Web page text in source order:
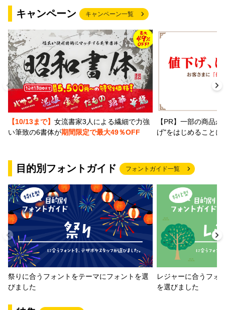
キャンペーン キャンペーン一覧
【10/13まで】 女流書家3人による繊細で力強
い筆致の6書体が期間限定で最大49％OFF
【PR】一部の商品
げ"をはじめること
目的別フォントガイド フォントガイド一覧
祭りに合うフォントをテーマにフォントを選
びました
レジャーに合うフォ
を選びました